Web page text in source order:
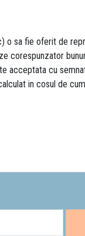
o sa fie oferit de
corespunzator
acceptata cu
in cosul de